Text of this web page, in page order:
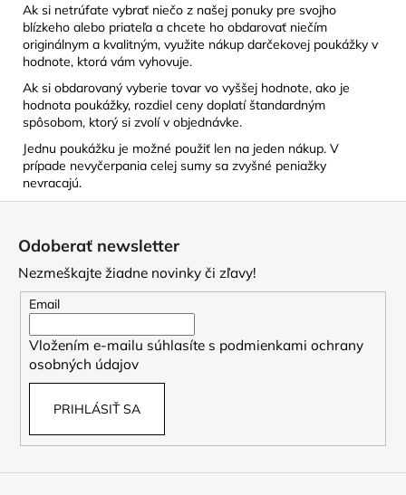
Ak si netrúfate vybrať niečo z našej ponuky pre svojho
blízkeho alebo priateľa a chcete ho obdarovať niečím
originálnym a kvalitným, využite nákup darčekovej poukážky v
hodnote, ktorá vám vyhovuje.
Ak si obdarovaný vyberie tovar vo vyššej hodnote, ako je
hodnota poukážky, rozdiel ceny doplatí štandardným
spôsobom, ktorý si zvolí v objednávke.
Jednu poukážku je možné použiť len na jeden nákup. V
prípade nevyčerpania celej sumy sa zvyšné peniažky
nevracajú.
Odoberať newsletter
Nezmeškajte žiadne novinky či zľavy!
Email
Vložením e-mailu súhlasíte s podmienkami ochrany
osobných údajov
PRIHLÁSIŤ SA